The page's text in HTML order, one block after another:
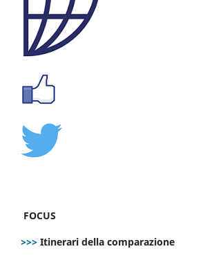
FOCUS
>>> Itinerari della comparazione